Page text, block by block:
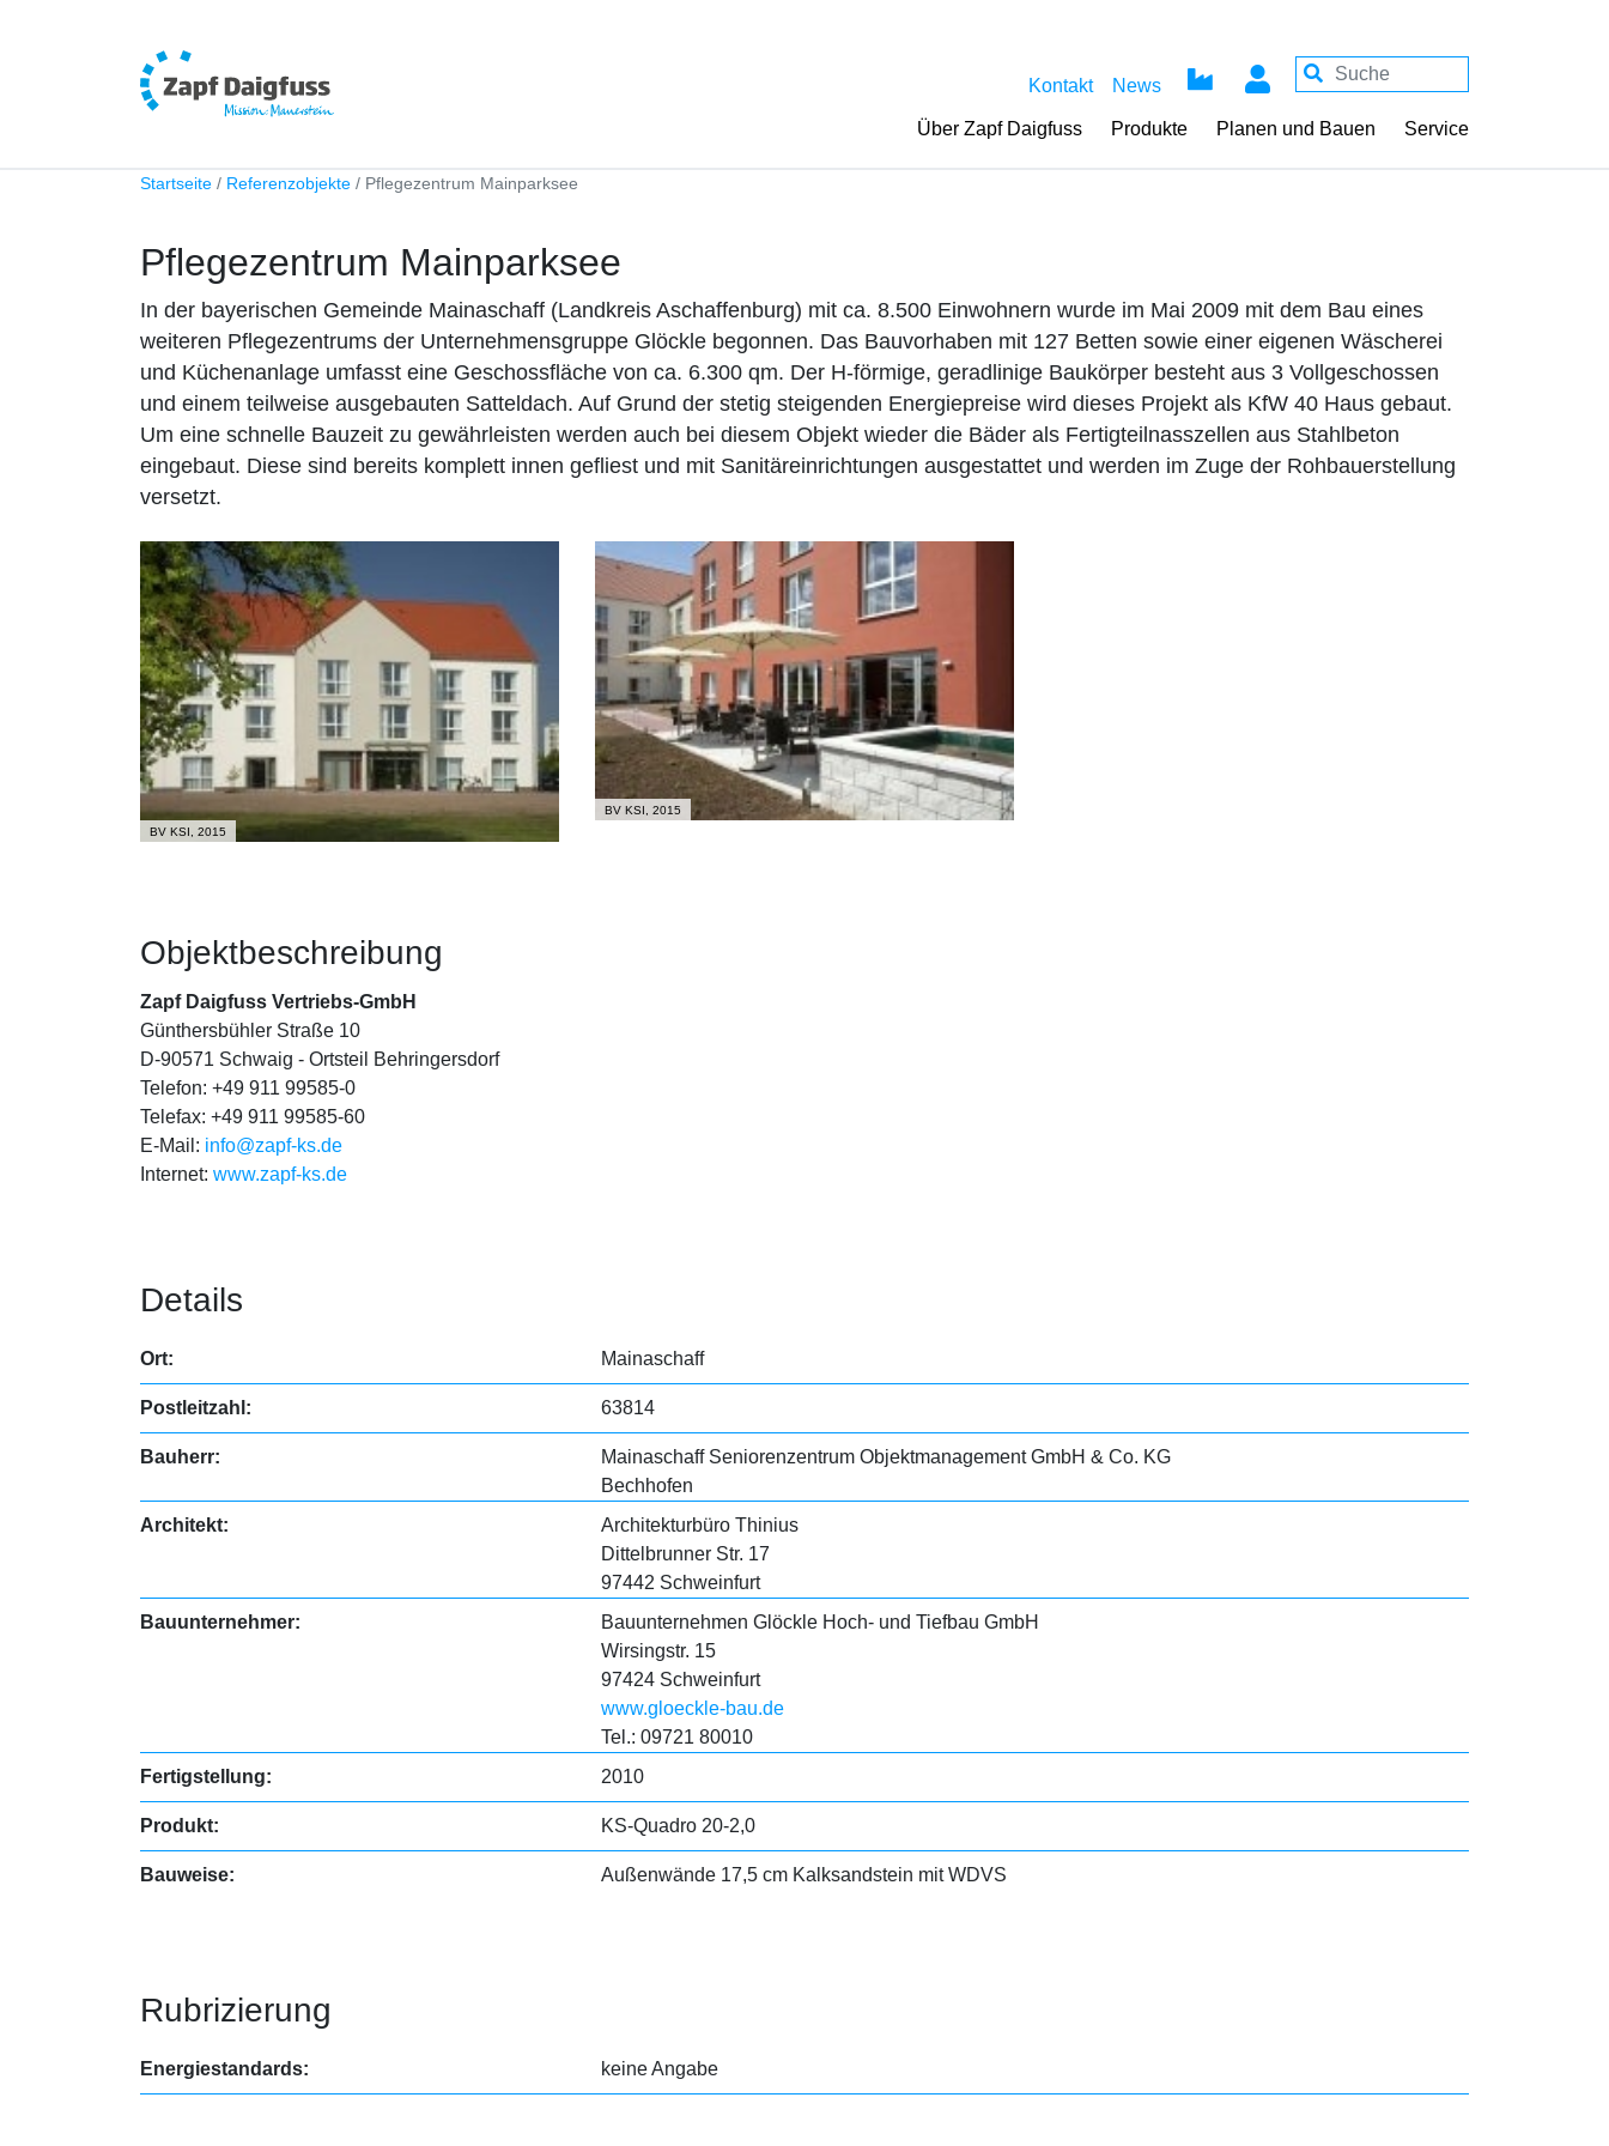
Kontakt News
Über Zapf Daigfuss Produkte Planen und Bauen Service
Startseite Referenzobjekte Pflegezentrum Mainparksee
Pflegezentrum Mainparksee
In der bayerischen Gemeinde Mainaschaff (Landkreis Aschaffenburg) mit ca. 8.500 Einwohnern wurde im Mai 2009 mit dem Bau eines
weiteren Pflegezentrums der Unternehmensgruppe Glöckle begonnen. Das Bauvorhaben mit 127 Betten sowie einer eigenen Wäscherei
und Küchenanlage umfasst eine Geschossfläche von ca. 6.300 qm. Der H-förmige, geradlinige Baukörper besteht aus 3 Vollgeschossen
und einem teilweise ausgebauten Satteldach. Auf Grund der stetig steigenden Energiepreise wird dieses Projekt als KfW 40 Haus gebaut.
Um eine schnelle Bauzeit zu gewährleisten werden auch bei diesem Objekt wieder die Bäder als Fertigteilnasszellen aus Stahlbeton
eingebaut. Diese sind bereits komplett innen gefliest und mit Sanitäreinrichtungen ausgestattet und werden im Zuge der Rohbauerstellung
versetzt.
BV KSI, 2015
BV KSI, 2015
Objektbeschreibung
Zapf Daigfuss Vertriebs-GmbH
Günthersbühler Straße 10
D-90571 Schwaig - Ortsteil Behringersdorf
Telefon: +49 911 99585-0
Telefax: +49 911 99585-60
E-Mail: info@zapf-ks.de
Internet: www.zapf-ks.de
Details
Ort: Mainaschaff
Postleitzahl: 63814
Bauherr:
Mainaschaff Seniorenzentrum Objektmanagement GmbH & Co. KG
Bechhofen
Architekt:
Architekturbüro Thinius
Dittelbrunner Str. 17
97442 Schweinfurt
Bauunternehmer:
Bauunternehmen Glöckle Hoch- und Tiefbau GmbH
Wirsingstr. 15
97424 Schweinfurt
www.gloeckle-bau.de
Tel.: 09721 80010
Fertigstellung:
2010
Produkt: KS-Quadro 20-2,0
Bauweise: Außenwände 17,5 cm Kalksandstein mit WDVS
Rubrizierung
Energiestandards: keine Angabe